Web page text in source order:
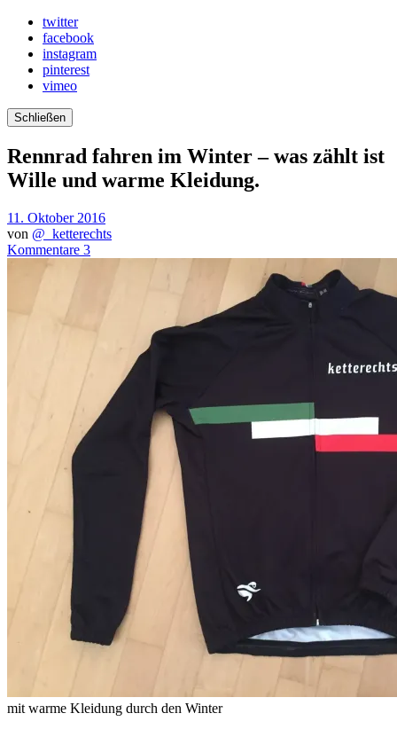
twitter
facebook
instagram
pinterest
vimeo
Schließen
Rennrad fahren im Winter – was zählt ist
Wille und warme Kleidung.
11. Oktober 2016
von @_ketterechts
Kommentare 3
mit warme Kleidung durch den Winter